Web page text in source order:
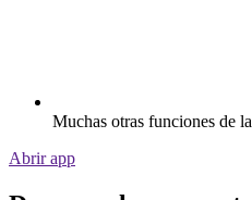
Muchas otras funciones de
Abrir app